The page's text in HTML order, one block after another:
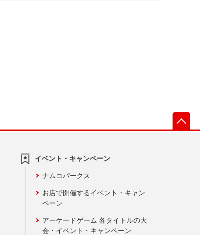
イベント・キャンペーン
ナムコパークス
お店で開催するイベント・キャン
ペーン
アーケードゲーム 各タイトルの大
会・イベント・キャンペーン